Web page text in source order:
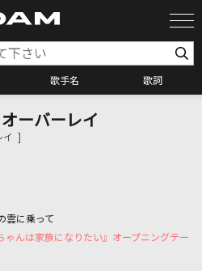
歌手名 歌詞
オケ検索
リクエスト
ーバーレイ
イ ]
雲に乗って
ゃんは家族になりたい』オープニングテー